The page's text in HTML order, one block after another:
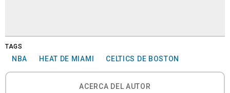
TAGS
NBA HEAT DE MIAMI CELTICS DE BOSTON
ACERCA DEL AUTOR